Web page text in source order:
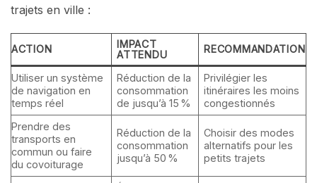
trajets en ville :
ACTION
IMPACT
ATTENDU
RECOMMANDATION
Utiliser un système
de navigation en
temps réel
Réduction de la
consommation
de jusqu’à 15 %
Privilégier les
itinéraires les moins
congestionnés
Prendre des
transports en
commun ou faire
du covoiturage
Réduction de la
consommation
jusqu’à 50 %
Choisir des modes
alternatifs pour les
petits trajets